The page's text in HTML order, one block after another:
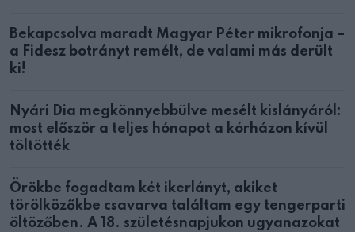
Bekapcsolva maradt Magyar Péter mikrofonja –
a Fidesz botrányt remélt, de valami más derült
ki!
Nyári Dia megkönnyebbülve mesélt kislányáról:
most először a teljes hónapot a kórházon kívül
töltötték
Örökbe fogadtam két ikerlányt, akiket
törölközőkbe csavarva találtam egy tengerparti
öltözőben. A 18. születésnapjukon ugyanazokat